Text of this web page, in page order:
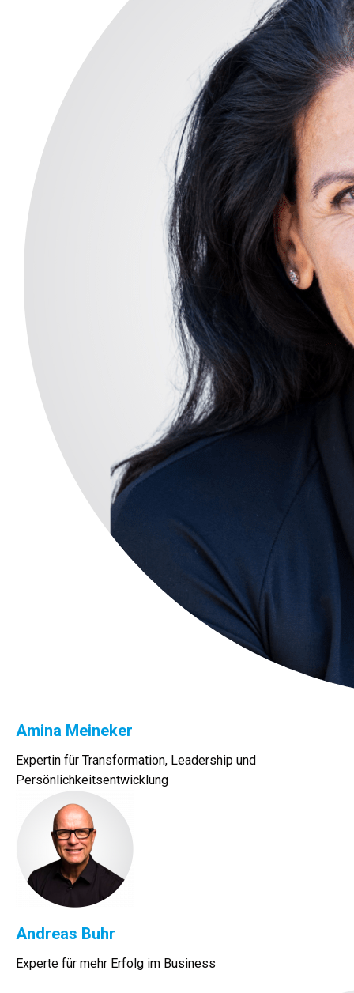
Amina Meineker
Expertin für Transformation, Leadership und
Persönlichkeitsentwicklung
Andreas Buhr
Experte für mehr Erfolg im Business